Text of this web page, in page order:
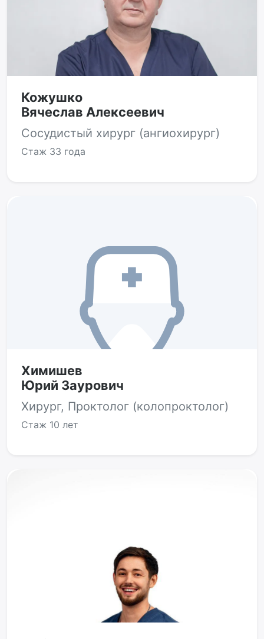
Кожушко
Вячеслав Алексеевич
Сосудистый хирург (ангиохирург)
Стаж 33 года
Химишев
Юрий Заурович
Хирург, Проктолог (колопроктолог)
Стаж 10 лет